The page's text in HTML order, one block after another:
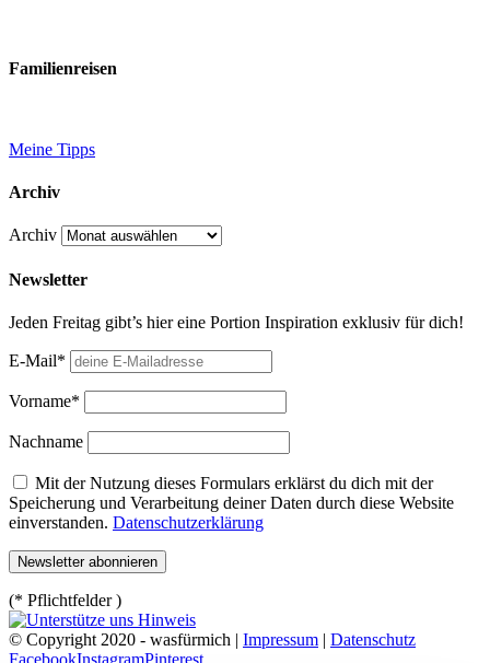
Familienreisen
Meine Tipps
Archiv
Archiv
Newsletter
Jeden Freitag gibt’s hier eine Portion Inspiration exklusiv für dich!
E-Mail*
Vorname*
Nachname
Mit der Nutzung dieses Formulars erklärst du dich mit der
Speicherung und Verarbeitung deiner Daten durch diese Website
einverstanden. Datenschutzerklärung
(* Pflichtfelder )
© Copyright 2020 - wasfürmich | Impressum | Datenschutz
FacebookInstagramPinterest